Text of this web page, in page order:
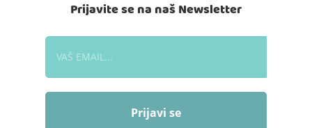
Prijavite se na naš Newsletter
Prijavi se